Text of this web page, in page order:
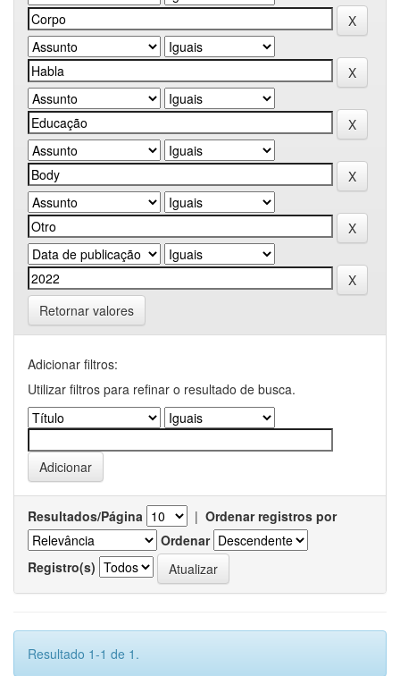
Retornar valores
Adicionar filtros:
Utilizar filtros para refinar o resultado de busca.
Resultados/Página | Ordenar registros por
Ordenar
Registro(s)
Resultado 1-1 de 1.